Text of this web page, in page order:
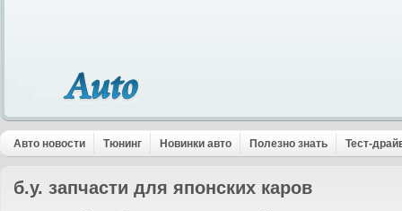
Авто новости Тюнинг Новинки авто Полезно знать Тест-
б.у. запчасти для японских каров